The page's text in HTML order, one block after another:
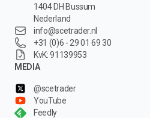
1404 DH Bussum
Nederland
info@scetrader.nl
+31 (0)6 - 29 01 69 30
KvK: 91139953
MEDIA
@scetrader
YouTube
Feedly